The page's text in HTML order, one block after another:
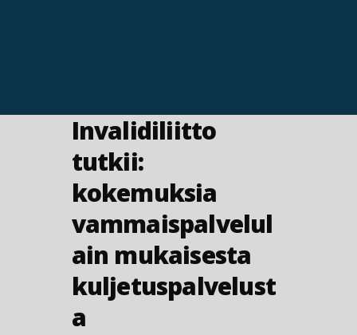
Invalidiliitto
tutkii:
kokemuksia
vammaispalvelul
ain mukaisesta
kuljetuspalvelust
a